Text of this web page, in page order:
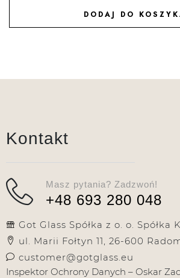
DODAJ DO
DODAJ DO
Kontakt
Masz pytania? Zadzwoń!
+48 693 280 048
Got Glass Spółka z o. o. Spółka
ul. Marii Fołtyn 11, 26-600
customer@gotglass.eu
Inspektor Ochrony Danych – Oskar